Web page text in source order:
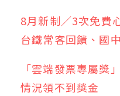
8月新制／3次免費
台鐵常客回饋、國
「雲端發票專屬獎
情況領不到獎金